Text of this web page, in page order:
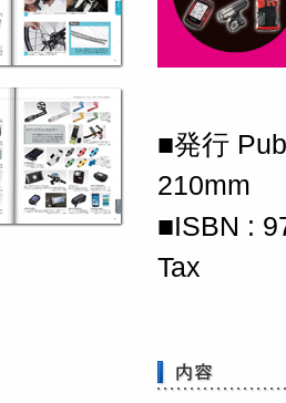
■発行
210mm
■ISBN :
Tax